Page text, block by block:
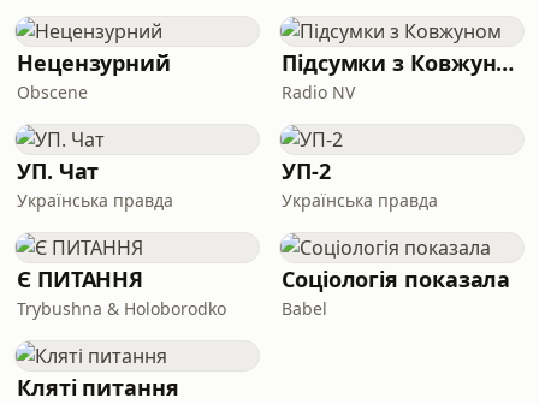
Нецензурний
Obscene
Підсумки з Ковжуном
Radio NV
УП. Чат
Українська правда
УП-2
Українська правда
Є ПИТАННЯ
Trybushna & Holoborodko
Соціологія показала
Babel
Кляті питання